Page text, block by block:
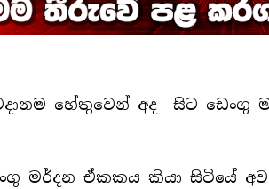
හේතුවෙන් අද සිට ඩෙංගු
මර්දන ඒකකය කියා සිටියේ